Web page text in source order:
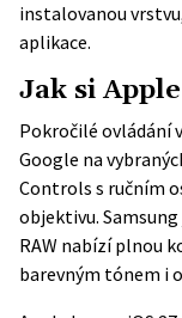
instalovanou
aplikace.
Jak si
Pokročilé ovládání
Google na
Controls s ručním
objektivu.
RAW nabízí plnou
barevným tónem i